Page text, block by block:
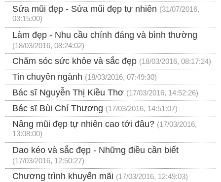
Sửa mũi đẹp - Sửa mũi đẹp tự nhiên (31/07/2016,
03:15:00)
Làm đẹp - Nhu cầu chính đáng và bình thường
(18/03/2016, 08:24:02)
Chăm sóc sức khỏe và sắc đẹp (18/03/2016, 08:17:24)
Tin chuyên ngành (18/03/2016, 07:49:30)
Bác sĩ Nguyễn Thị Kiều Thơ (17/03/2016, 14:52:26)
Bác sĩ Bùi Chí Thương (17/03/2016, 14:51:07)
Nâng mũi đẹp tự nhiên cao tới đâu? (17/03/2016,
13:08:00)
Dao kéo và sắc đẹp - Những điều cần biết
(17/03/2016, 12:50:27)
Chương trình khuyến mãi (17/03/2016, 12:49:03)